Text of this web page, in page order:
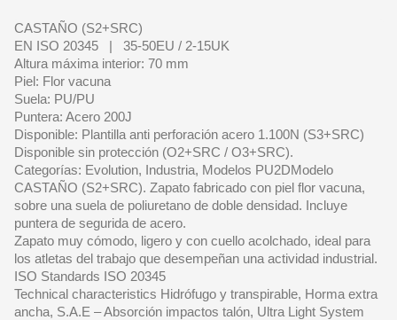
CASTAÑO (S2+SRC)
EN ISO 20345 | 35-50EU / 2-15UK
Altura máxima interior: 70 mm
Piel: Flor vacuna
Suela: PU/PU
Puntera: Acero 200J
Disponible: Plantilla anti perforación acero 1.100N (S3+SRC)
Disponible sin protección (O2+SRC / O3+SRC).
Categorías: Evolution, Industria, Modelos PU2DModelo
CASTAÑO (S2+SRC). Zapato fabricado con piel flor vacuna,
sobre una suela de poliuretano de doble densidad. Incluye
puntera de segurida de acero.
Zapato muy cómodo, ligero y con cuello acolchado, ideal para
los atletas del trabajo que desempeñan una actividad industrial.
ISO Standards ISO 20345
Technical characteristics Hidrófugo y transpirable, Horma extra
ancha, S.A.E – Absorción impactos talón, Ultra Light System